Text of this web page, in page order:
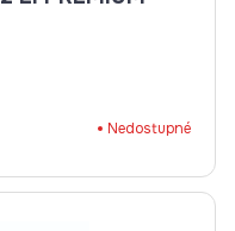
Nedostupné